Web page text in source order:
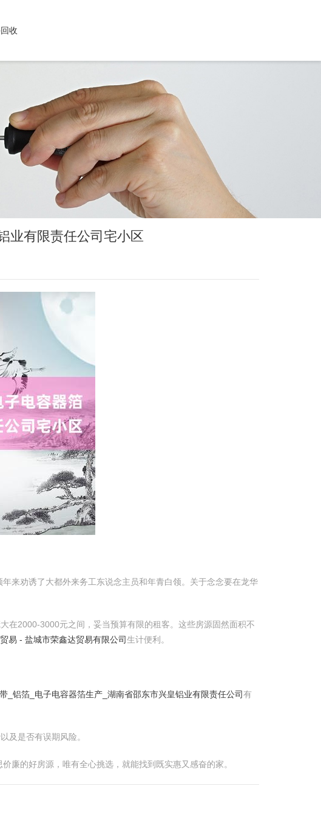
收
业有限责任公司宅小区
来劝诱了大都外来务工东说念主员和年青白领。关于念念要在龙华
在2000-3000元之间，妥当预算有限的租客。这些房源固然面积不
易 - 盐城市荣鑫达贸易有限公司生计便利。
_铝箔_电子电容器箔生产_湖南省邵东市兴皇铝业有限责任公司有
及是否有误期风险。
廉的好房源，唯有全心挑选，就能找到既实惠又感奋的家。